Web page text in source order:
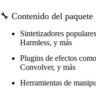
🔧 Contenido del paquete
Sintetizadores
Harmless, y más
Plugins de efectos
Convolver, y más
Herramientas de